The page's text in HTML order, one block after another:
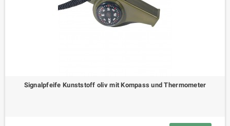
Signalpfeife Kunststoff oliv mit Kompass und Thermometer